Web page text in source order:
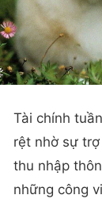
Tài chính
rệt nhờ sự
thu nhập
những công